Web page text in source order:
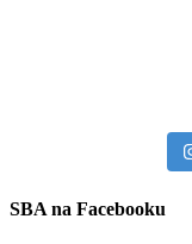
SBA na Facebooku